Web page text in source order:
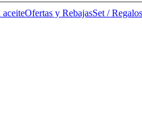
aceiteOfertas y RebajasSet / Regalos